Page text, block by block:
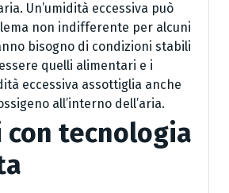
Un’umidità eccessiva può
non indifferente per alcuni
bisogno di condizioni stabili
quelli alimentari e i
eccessiva assottiglia anche
all’interno dell’aria.
con tecnologia